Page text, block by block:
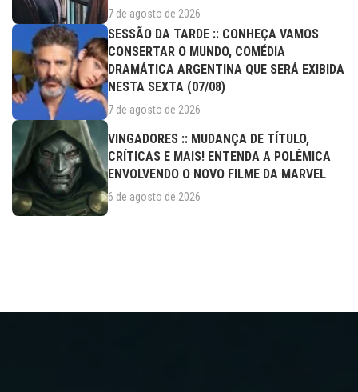
7 de agosto de 2026
SESSÃO DA TARDE :: CONHEÇA VAMOS
CONSERTAR O MUNDO, COMÉDIA
DRAMÁTICA ARGENTINA QUE SERÁ EXIBIDA
NESTA SEXTA (07/08)
7 de agosto de 2026
VINGADORES :: MUDANÇA DE TÍTULO,
CRÍTICAS E MAIS! ENTENDA A POLÊMICA
ENVOLVENDO O NOVO FILME DA MARVEL
6 de agosto de 2026